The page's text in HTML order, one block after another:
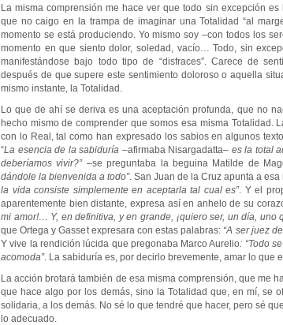
La misma comprensión me hace ver que todo sin excepción
que no caigo en la trampa de imaginar una Totalidad “al
momento se está produciendo. Yo mismo soy –con todos los
momento en que siento dolor, soledad, vacío… Todo, sin
manifestándose bajo todo tipo de “disfraces”. Carece de
después de que supere este sentimiento doloroso o aquella
mismo instante, la Totalidad.
Lo que de ahí se deriva es una aceptación profunda, que no
hecho mismo de comprender que somos esa misma Totalidad.
con lo Real, tal como han expresado los sabios en algunos
“La esencia de la sabiduría –afirmaba Nisargadatta– es la total
deberíamos vivir?”–se preguntaba la beguina Matilde de
dándole la bienvenida a todo”. San Juan de la Cruz apunta a esa
la vida consiste simplemente en aceptarla tal cual es”. Y el
aparentemente bien distante, expresa así en anhelo de su
mi amor!… Y, en definitiva, y en grande, ¡quiero ser, un día, uno
que Ortega y Gasset expresara con estas palabras: “A ser juez
Y vive la rendición lúcida que pregonaba Marco Aurelio: “Todo
acomoda”. La sabiduría es, por decirlo brevemente, amar lo que
La acción brotará también de esa misma comprensión, que me
que hace algo por los demás, sino la Totalidad que, en mí, se
solidaria, a los demás. No sé lo que tendré que hacer, pero sé
lo adecuado.